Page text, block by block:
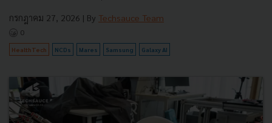
กรกฎาคม 27, 2026 | By Techsauce Team
0
HealthTech NCDs Mares Samsung Galaxy AI